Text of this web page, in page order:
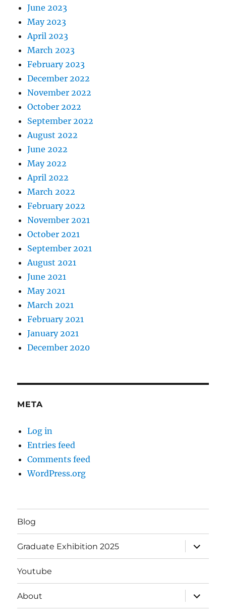
June 2023
May 2023
April 2023
March 2023
February 2023
December 2022
November 2022
October 2022
September 2022
August 2022
June 2022
May 2022
April 2022
March 2022
February 2022
November 2021
October 2021
September 2021
August 2021
June 2021
May 2021
March 2021
February 2021
January 2021
December 2020
META
Log in
Entries feed
Comments feed
WordPress.org
Blog
Graduate Exhibition 2025
expand
child
menu
Youtube
About
expand
child
menu